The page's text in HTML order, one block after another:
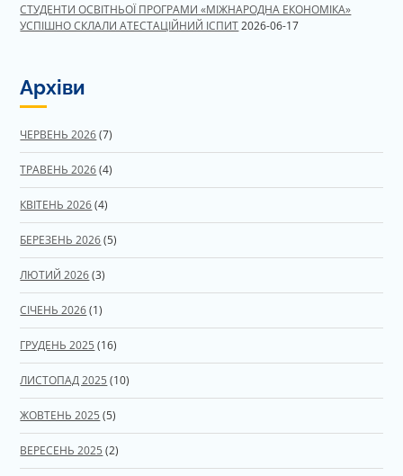
СТУДЕНТИ ОСВІТНЬОЇ ПРОГРАМИ «МІЖНАРОДНА ЕКОНОМІКА»
УСПІШНО СКЛАЛИ АТЕСТАЦІЙНИЙ ІСПИТ 2026-06-17
Архіви
ЧЕРВЕНЬ 2026(7)
ТРАВЕНЬ 2026(4)
КВІТЕНЬ 2026(4)
БЕРЕЗЕНЬ 2026(5)
ЛЮТИЙ 2026(3)
СІЧЕНЬ 2026(1)
ГРУДЕНЬ 2025 (16)
ЛИСТОПАД 2025 (10)
ЖОВТЕНЬ 2025 (5)
ВЕРЕСЕНЬ 2025 (2)